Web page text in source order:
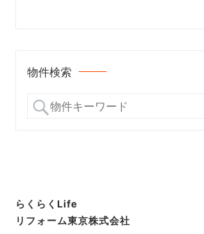
物件検索
らくらくLife
リフォーム東京株式会社